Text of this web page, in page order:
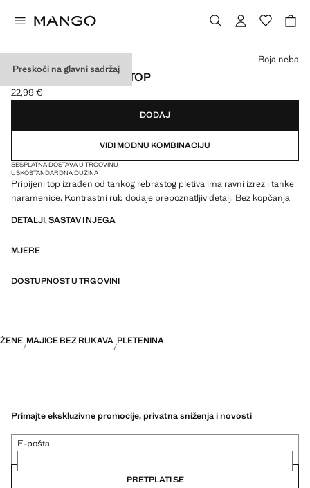
Preskoči na glavni sadržaj
REBRASTI PRIPIJENI TOP
Trenutačna cijena [22,99 € ]
22,99 €
Odaberite boju
Boja neba
DODAJ
VIDI MODNU KOMBINACIJU
BESPLATNA DOSTAVA U TRGOVINU
USKOSTANDARDNA DUŽINA
Pripijeni top izrađen od tankog rebrastog pletiva ima ravni izrez i tanke
naramenice. Kontrastni rub dodaje prepoznatljiv detalj. Bez kopčanja
DETALJI, SASTAV I NJEGA
MJERE
DOSTUPNOST U TRGOVINI
ŽENE MAJICE BEZ RUKAVA PLETENINA
Primajte ekskluzivne promocije, privatna sniženja i novosti
E-pošta
PRETPLATI SE